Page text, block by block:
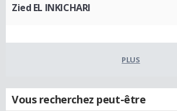
Zied EL INKICHARI
PLUS
Vous recherchez peut-être